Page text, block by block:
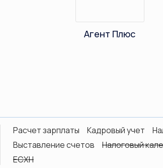
Агент Плюс
Расчет зарплаты Кадровый учет
Выставление счетов
Налоговый
ЕСХН